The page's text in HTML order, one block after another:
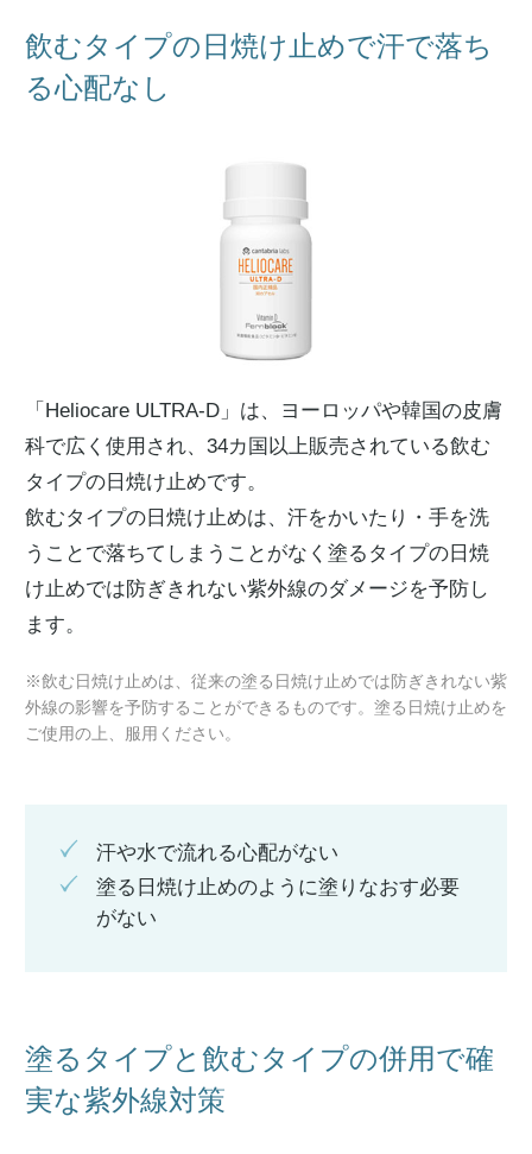
飲むタイプの日焼け止めで汗で落ち
る心配なし
「Heliocare ULTRA-D」は、ヨーロッパや韓国の皮膚
科で広く使用され、34カ国以上販売されている飲む
タイプの日焼け止めです。
飲むタイプの日焼け止めは、汗をかいたり・手を洗
うことで落ちてしまうことがなく塗るタイプの日焼
け止めでは防ぎきれない紫外線のダメージを予防し
ます。
※飲む日焼け止めは、従来の塗る日焼け止めでは防ぎきれない紫
外線の影響を予防することができるものです。塗る日焼け止めを
ご使用の上、服用ください。
汗や水で流れる心配がない
塗る日焼け止めのように塗りなおす必要
がない
塗るタイプと飲むタイプの併用で確
実な紫外線対策